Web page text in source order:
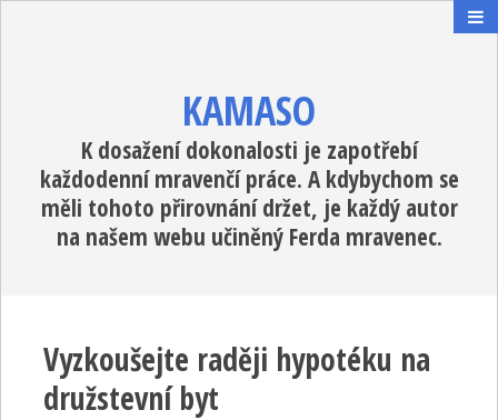
KAMASO
K dosažení dokonalosti je zapotřebí
každodenní mravenčí práce. A kdybychom se
měli tohoto přirovnání držet, je každý autor
na našem webu učiněný Ferda mravenec.
Vyzkoušejte raději hypotéku na
družstevní byt